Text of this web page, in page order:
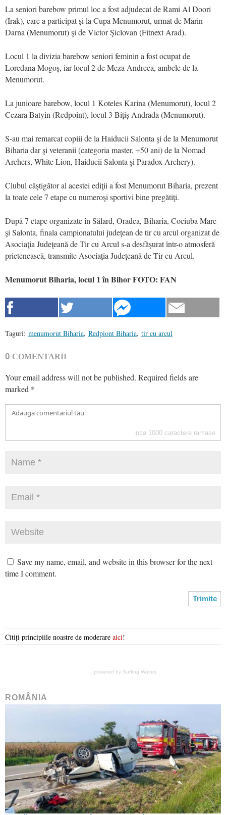
La seniori barebow primul loc a fost adjudecat de Rami Al Doori
(Irak), care a participat și la Cupa Menumorut, urmat de Marin
Darna (Menumorut) şi de Victor Şiclovan (Fitnext Arad).
Locul 1 la divizia barebow seniori feminin a fost ocupat de
Loredana Mogoș, iar locul 2 de Meza Andreea, ambele de la
Menumorut.
La junioare barebow, locul 1 Koteles Karina (Menumorut), locul 2
Cezara Batyin (Redpoint), locul 3 Bițiș Andrada (Menumorut).
S-au mai remarcat copiii de la Haiducii Salonta şi de la Menumorut
Biharia dar şi veteranii (categoria master, +50 ani) de la Nomad
Archers, White Lion, Haiducii Salonta şi Paradox Archery).
Clubul câştigător al acestei ediţii a fost Menumorut Biharia, prezent
la toate cele 7 etape cu numeroşi sportivi bine pregătiţi.
După 7 etape organizate în Sălard, Oradea, Biharia, Cociuba Mare
şi Salonta, finala campionatului judeţean de tir cu arcul organizat de
Asociaţia Judeţeană de Tir cu Arcul s-a desfăşurat într-o atmosferă
prietenească, transmite Asociația Județeană de Tir cu Arcul.
Menumorut Biharia, locul 1 în Bihor FOTO: FAN
Taguri: menumorut Biharia, Redpiont Biharia, tir cu arcul
0 COMENTARII
Your email address will not be published. Required fields are
marked *
inca 1000 caractere ramase
Save my name, email, and website in this browser for the next
time I comment.
Citiți principiile noastre de moderare aici!
powered by Surfing Waves
ROMÂNIA